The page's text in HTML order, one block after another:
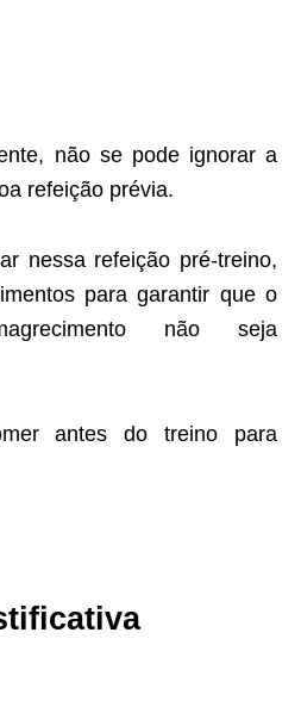
não se pode ignorar a
refeição prévia.
nessa refeição pré-treino,
para garantir que o
não seja
antes do treino para